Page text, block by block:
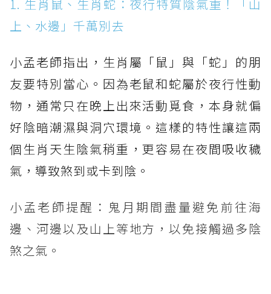
1. 生肖鼠、生肖蛇：夜行特質陰氣重！「山
上、水邊」千萬別去
小孟老師指出，生肖屬「鼠」與「蛇」的朋
友要特別當心。因為老鼠和蛇屬於夜行性動
物，通常只在晚上出來活動覓食，本身就偏
好陰暗潮濕與洞穴環境。這樣的特性讓這兩
個生肖天生陰氣稍重，更容易在夜間吸收穢
氣，導致煞到或卡到陰。
小孟老師提醒：鬼月期間盡量避免前往海
邊、河邊以及山上等地方，以免接觸過多陰
煞之氣。